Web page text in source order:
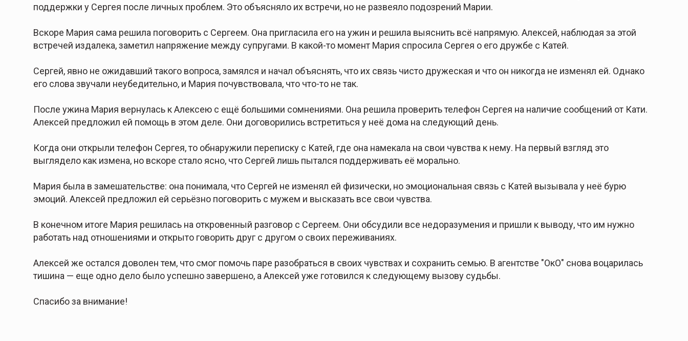
поддержки у Сергея после личных проблем. Это объясняло их встречи, но не развеяло подозрений Марии.
Вскоре Мария сама решила поговорить с Сергеем. Она пригласила его на ужин и решила выяснить всё напрямую. Алексей, наблюдая за этой
встречей издалека, заметил напряжение между супругами. В какой-то момент Мария спросила Сергея о его дружбе с Катей.
Сергей, явно не ожидавший такого вопроса, замялся и начал объяснять, что их связь чисто дружеская и что он никогда не изменял ей. Однако
его слова звучали неубедительно, и Мария почувствовала, что что-то не так.
После ужина Мария вернулась к Алексею с ещё большими сомнениями. Она решила проверить телефон Сергея на наличие сообщений от Кати.
Алексей предложил ей помощь в этом деле. Они договорились встретиться у неё дома на следующий день.
Когда они открыли телефон Сергея, то обнаружили переписку с Катей, где она намекала на свои чувства к нему. На первый взгляд это
выглядело как измена, но вскоре стало ясно, что Сергей лишь пытался поддерживать её морально.
Мария была в замешательстве: она понимала, что Сергей не изменял ей физически, но эмоциональная связь с Катей вызывала у неё бурю
эмоций. Алексей предложил ей серьёзно поговорить с мужем и высказать все свои чувства.
В конечном итоге Мария решилась на откровенный разговор с Сергеем. Они обсудили все недоразумения и пришли к выводу, что им нужно
работать над отношениями и открыто говорить друг с другом о своих переживаниях.
Алексей же остался доволен тем, что смог помочь паре разобраться в своих чувствах и сохранить семью. В агентстве "ОкО" снова воцарилась
тишина — еще одно дело было успешно завершено, а Алексей уже готовился к следующему вызову судьбы.
Спасибо за внимание!